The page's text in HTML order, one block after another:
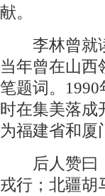
献。
李林曾就读
当年曾在山西
笔题词。
时在集美落成
为福建省和厦
后人赞曰：
戎行；北疆胡